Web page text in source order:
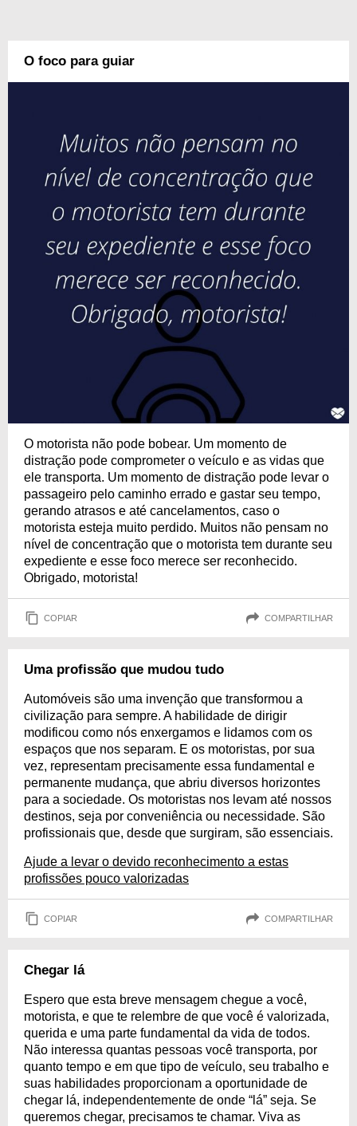
O foco para guiar
O motorista não pode bobear. Um momento de
distração pode comprometer o veículo e as vidas que
ele transporta. Um momento de distração pode levar o
passageiro pelo caminho errado e gastar seu tempo,
gerando atrasos e até cancelamentos, caso o
motorista esteja muito perdido. Muitos não pensam no
nível de concentração que o motorista tem durante seu
expediente e esse foco merece ser reconhecido.
Obrigado, motorista!
COPIAR COMPARTILHAR
Uma profissão que mudou tudo
Automóveis são uma invenção que transformou a
civilização para sempre. A habilidade de dirigir
modificou como nós enxergamos e lidamos com os
espaços que nos separam. E os motoristas, por sua
vez, representam precisamente essa fundamental e
permanente mudança, que abriu diversos horizontes
para a sociedade. Os motoristas nos levam até nossos
destinos, seja por conveniência ou necessidade. São
profissionais que, desde que surgiram, são essenciais.
Ajude a levar o devido reconhecimento a estas
profissões pouco valorizadas
COPIAR COMPARTILHAR
Chegar lá
Espero que esta breve mensagem chegue a você,
motorista, e que te relembre de que você é valorizada,
querida e uma parte fundamental da vida de todos.
Não interessa quantas pessoas você transporta, por
quanto tempo e em que tipo de veículo, seu trabalho e
suas habilidades proporcionam a oportunidade de
chegar lá, independentemente de onde “lá” seja. Se
queremos chegar, precisamos te chamar. Viva as